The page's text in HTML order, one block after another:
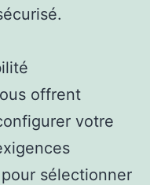
offrent
votre
sélectionner